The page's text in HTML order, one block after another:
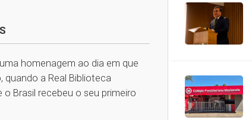
homenagem ao dia em que
quando a Real Biblioteca
Brasil recebeu o seu primeiro